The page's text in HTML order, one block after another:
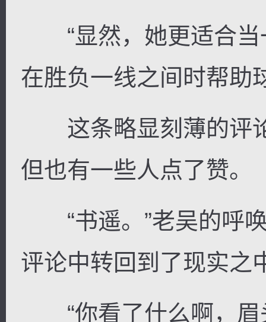
“显然，她更适合当
在胜负一线之间时帮
这条略显刻薄的评
但也有一些人点了赞。
“书遥。”老吴的呼唤
评论中转回到了现实之
“你看了什么啊，眉